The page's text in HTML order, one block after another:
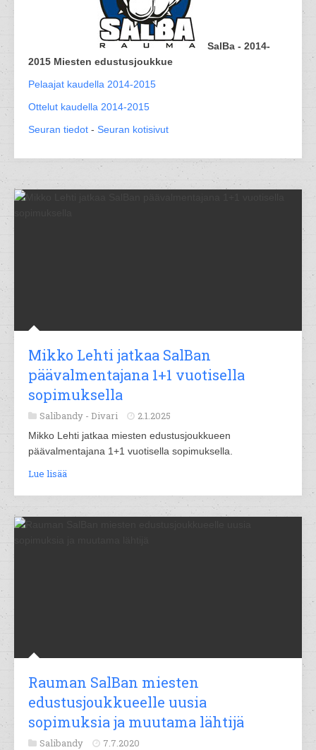
SalBa - 2014-
2015 Miesten edustusjoukkue
Pelaajat kaudella 2014-2015
Ottelut kaudella 2014-2015
Seuran tiedot - Seuran kotisivut
Mikko Lehti jatkaa SalBan
päävalmentajana 1+1 vuotisella
sopimuksella
Salibandy - Divari 2.1.2025
Mikko Lehti jatkaa miesten edustusjoukkueen
päävalmentajana 1+1 vuotisella sopimuksella.
Lue lisää
Rauman SalBan miesten
edustusjoukkueelle uusia
sopimuksia ja muutama lähtijä
Salibandy 7.7.2020